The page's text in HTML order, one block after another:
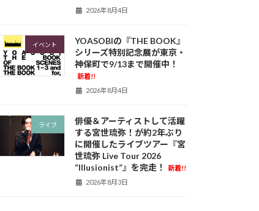
2026年8月4日
イベント
YOASOBIの『THE BOOK』
シリーズ特別記念展が東京・
神保町で9/13まで開催中！
新着!!
2026年8月4日
ライブ
俳優＆アーティストして活躍
する宮世琉弥！が約2年ぶり
に開催したライブツアー『宮
世琉弥 Live Tour 2026
“Illusionist”』を完走！
新着!!
2026年8月3日